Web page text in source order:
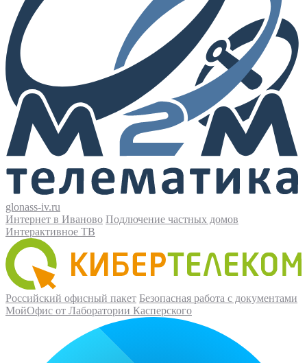
glonass-iv.ru
Интернет в Иваново Подлючение частных домов
Интерактивное ТВ
Российский офисный пакет Безопасная работа с документами
МойОфис от Лаборатории Касперского